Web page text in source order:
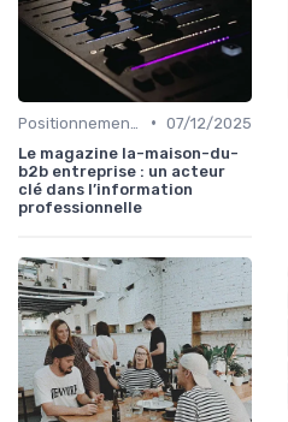
• 07/12/2025
Le magazine la-maison-du-
b2b entreprise : un acteur
clé dans l’information
professionnelle